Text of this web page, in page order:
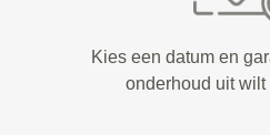
Kies een datum en
onderhoud uit wilt